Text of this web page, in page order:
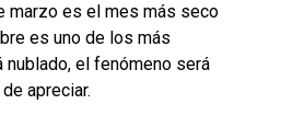
marzo es el mes más seco
es uno de los más
nublado, el fenómeno será
apreciar.